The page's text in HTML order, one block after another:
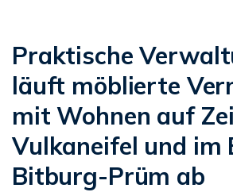
Praktische
läuft möblierte
mit Wohnen auf
Vulkaneifel und im
Bitburg-Prüm ab